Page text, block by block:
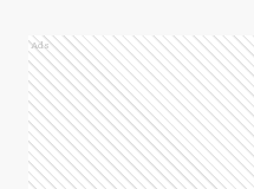
Ads